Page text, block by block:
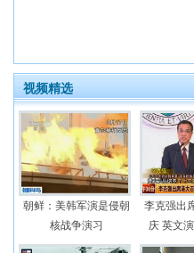
视频精选
朝鲜：美韩军演是侵朝
核战争演习
李克强出
庆 英文